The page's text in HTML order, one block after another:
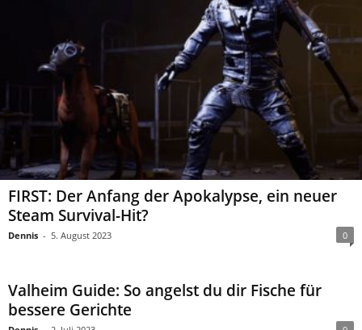
FIRST: Der Anfang der Apokalypse, ein neuer
Steam Survival-Hit?
Dennis - 5. August 2023 0
Valheim Guide: So angelst du dir Fische für
bessere Gerichte